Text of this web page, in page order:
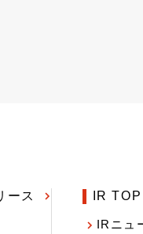
ース IR TOP
IRニュ